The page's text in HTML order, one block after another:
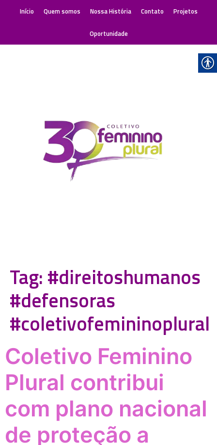
Início Quem somos Nossa História Contato Projetos
Oportunidade
Tag:#direitoshumanos
#defensoras
#coletivofemininoplural
Coletivo Feminino
Plural contribui
com plano nacional
de proteção a